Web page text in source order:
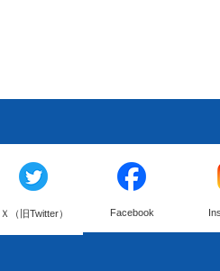
Ｘ（旧Twitter） Facebook